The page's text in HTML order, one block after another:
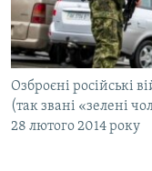
Озброєні російські
(так звані «зелені
28 лютого 2014 року